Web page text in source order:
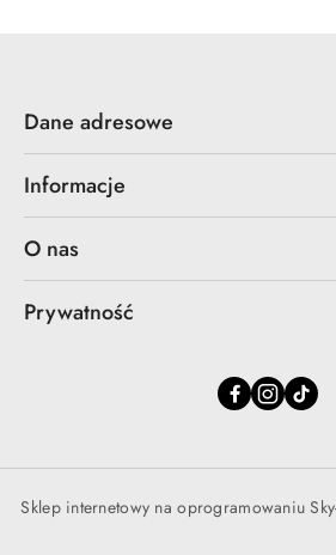
Dane adresowe
Informacje
O nas
Prywatność
Sklep internetowy na oprogramowaniu